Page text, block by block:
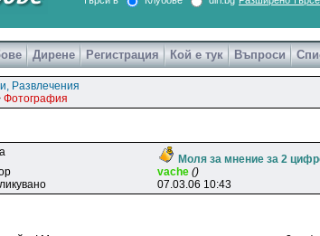
Дирене Регистрация Кой е тук Въпроси
Развлечения
Фотография
Моля за мнение за 2
vache ()
07.03.06 10:43